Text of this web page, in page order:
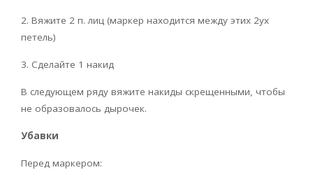
2. Вяжите 2 п. лиц (маркер находится между этих 2ух
петель)
3. Сделайте 1 накид
В следующем ряду вяжите накиды скрещенными, чтобы
не образовалось дырочек.
Убавки
Перед маркером: